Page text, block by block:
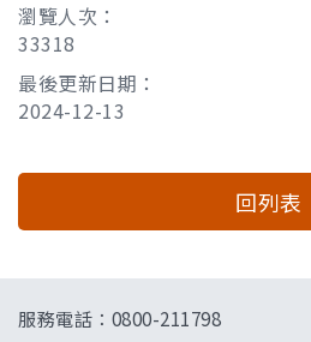
瀏覽人次：
33318
最後更新日期：
2024-12-13
回列表
服務電話：0800-211798